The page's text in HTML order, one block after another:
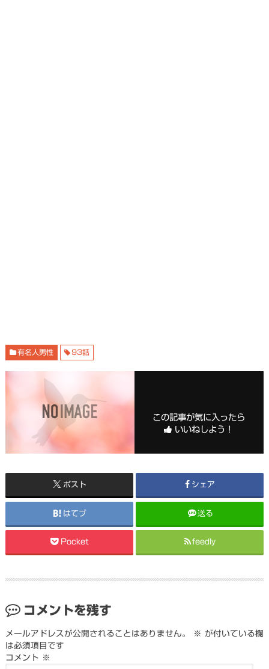
有名人男性 93話
この記事が気に入ったら
いいねしよう！
ポスト シェア
はてブ 送る
Pocket feedly
コメントを残す
メールアドレスが公開されることはありません。 ※ が付いている欄
は必須項目です
コメント ※